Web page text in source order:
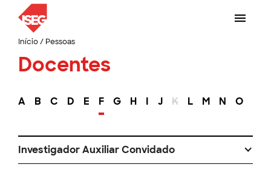
Início/ Pessoas
Docentes
A B C D E F G H I J K L M N O
Investigador Auxiliar Convidado